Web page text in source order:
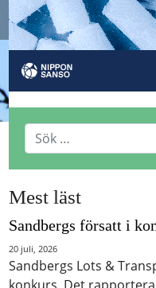
Mest läst
Sandbergs försatt i
20 juli, 2026
Sandbergs Lots &